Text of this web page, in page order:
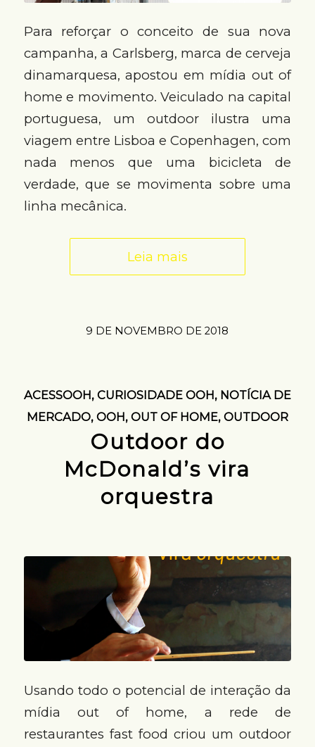
Para reforçar o conceito de sua nova
campanha, a Carlsberg, marca de cerveja
dinamarquesa, apostou em mídia out of
home e movimento. Veiculado na capital
portuguesa, um outdoor ilustra uma
viagem entre Lisboa e Copenhagen, com
nada menos que uma bicicleta de
verdade, que se movimenta sobre uma
linha mecânica.
Leia mais
9 DE NOVEMBRO DE 2018
ACESSOOH, CURIOSIDADE OOH, NOTÍCIA DE
MERCADO, OOH, OUT OF HOME, OUTDOOR
Outdoor do
McDonald’s vira
orquestra
Usando todo o potencial de interação da
mídia out of home, a rede de
restaurantes fast food criou um outdoor